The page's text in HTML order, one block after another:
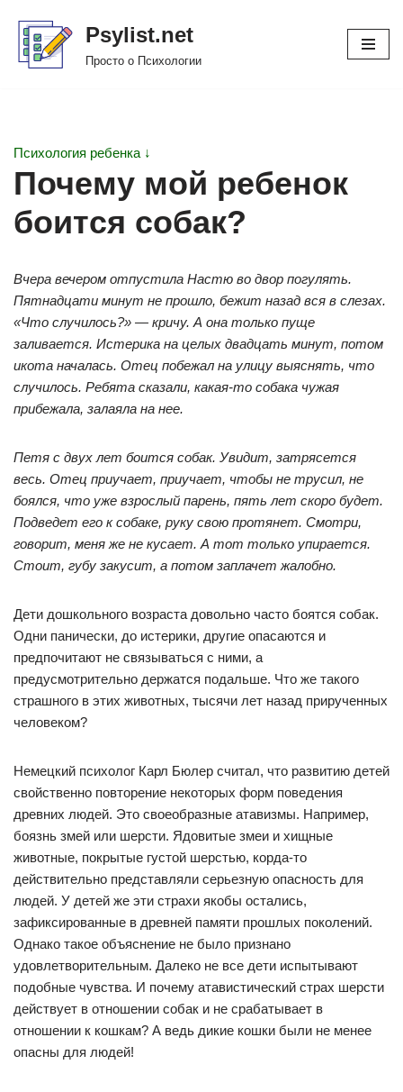
Перейти
Psylist.net
Просто о Психологии
Психология ребенка ↓
Почему мой ребенок
боится собак?
Вчера вечером отпустила Настю во двор погулять.
Пятнадцати минут не прошло, бежит назад вся в слезах.
«Что случилось?» — кричу. А она только пуще
заливается. Истерика на целых двадцать минут, потом
икота началась. Отец побежал на улицу выяснять, что
случилось. Ребята сказали, какая-то собака чужая
прибежала, залаяла на нее.
Петя с двух лет боится собак. Увидит, затрясется
весь. Отец приучает, приучает, чтобы не трусил, не
боялся, что уже взрослый парень, пять лет скоро будет.
Подведет его к собаке, руку свою протянет. Смотри,
говорит, меня же не кусает. А тот только упирается.
Стоит, губу закусит, а потом заплачет жалобно.
Дети дошкольного возраста довольно часто боятся собак.
Одни панически, до истерики, другие опасаются и
предпочитают не связываться с ними, а
предусмотрительно держатся подальше. Что же такого
страшного в этих животных, тысячи лет назад прирученных
человеком?
Немецкий психолог Карл Бюлер считал, что развитию детей
свойственно повторение некоторых форм поведения
древних людей. Это своеобразные атавизмы. Например,
боязнь змей или шерсти. Ядовитые змеи и хищные
животные, покрытые густой шерстью, корда-то
действительно представляли серьезную опасность для
людей. У детей же эти страхи якобы остались,
зафиксированные в древней памяти прошлых поколений.
Однако такое объяснение не было признано
удовлетворительным. Далеко не все дети испытывают
подобные чувства. И почему атавистический страх шерсти
действует в отношении собак и не срабатывает в
отношении к кошкам? А ведь дикие кошки были не менее
опасны для людей!